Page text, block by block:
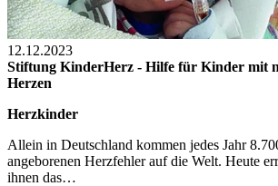
12.12.2023
Stiftung KinderHerz - Hilfe für Kinder mit
Herzen
Herzkinder
Allein in Deutschland kommen jedes Jahr
angeborenen Herzfehler auf die Welt. Heute
ihnen das…